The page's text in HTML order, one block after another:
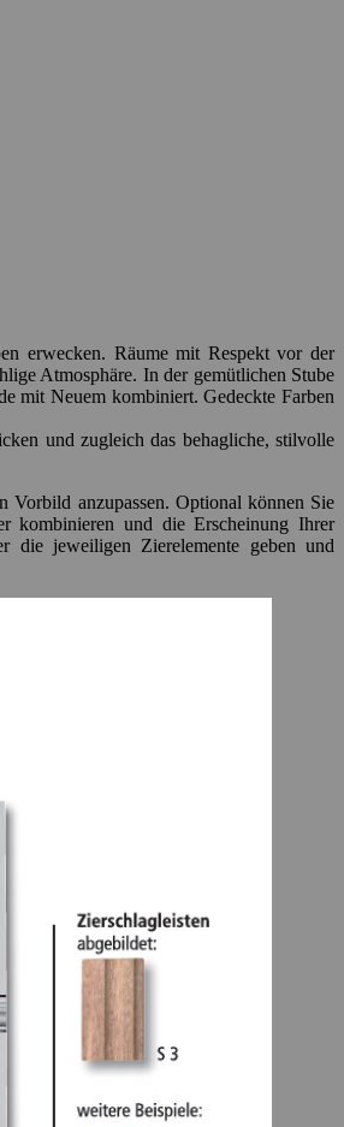
erwecken. Räume mit Respekt vor der
Atmosphäre. In der gemütlichen Stube
mit Neuem kombiniert. Gedeckte Farben
und zugleich das behagliche, stilvolle
Vorbild anzupassen. Optional können Sie
kombinieren und die Erscheinung Ihrer
die jeweiligen Zierelemente geben und